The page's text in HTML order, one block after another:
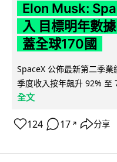
Elon Musk:
入 目標明年數
蓋全球170國
SpaceX 公佈最新第二季
季度收入按年飆升 92% 至
全文
124 17 ↗ 分享